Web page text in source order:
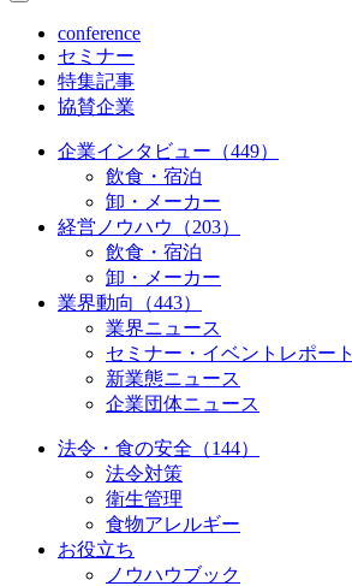
conference
セミナー
特集記事
協賛企業
企業インタビュー（449）
飲食・宿泊
卸・メーカー
経営ノウハウ（203）
飲食・宿泊
卸・メーカー
業界動向（443）
業界ニュース
セミナー・イベントレポート
新業態ニュース
企業団体ニュース
法令・食の安全（144）
法令対策
衛生管理
食物アレルギー
お役立ち
ノウハウブック